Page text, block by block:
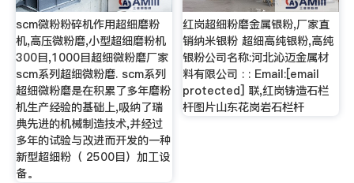
scm微粉粉碎机作用超细磨粉
机,高压微粉磨,小型超细磨粉机
300目,1000目超细微粉磨厂家
scm系列超细微粉磨. scm系列
超细微粉磨是在积累了多年磨粉
机生产经验的基础上,吸纳了瑞
典先进的机械制造技术,并经过
多年的试验与改进而开发的一种
新型超细粉（ 2500目）加工设
备。
红岗超细粉磨金属银粉,厂家直
销纳米银粉 超细高纯银粉,高纯
银粉公司名称:河北沁迈金属材
料有限公司 : : Email:[email
protected] 联,红岗铸造石栏
杆图片山东花岗岩石栏杆